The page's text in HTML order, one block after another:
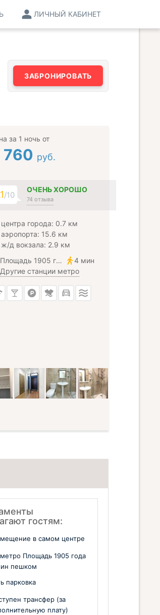
ЛИЧНЫЙ КАБИНЕТ
ЗАБРОНИРОВАТЬ
за 1 ночь от
760 руб.
/10
ОЧЕНЬ ХОРОШО
74 отзыва
города: 0.7 км
15.6 км
д вокзала: 2.9 км
Площадь 1905 года
4 мин
Другие станции метро
гостям:
в самом центре
Площадь 1905 года
пешком
парковка
трансфер (за
плату)